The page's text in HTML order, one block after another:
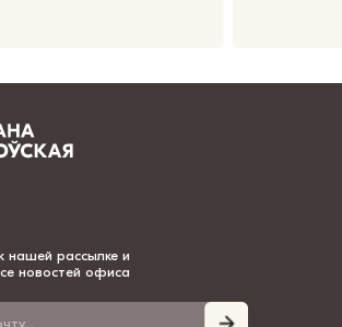
нашей рассылке и
новостей офиса